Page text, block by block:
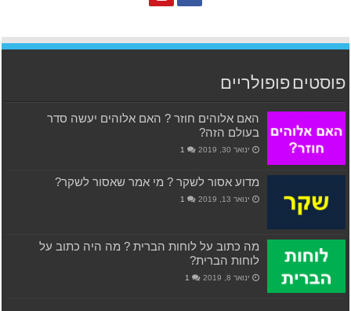
פוסטים פופולריים
האם אלוהים חוזר ? האם אלוהים יעשה סדר
בעולם הזה?
ינואר 30, 2019 1
מדוע אסור לשקר ? מי אמר שאסור לשקר?
ינואר 13, 2019 1
מה כתוב על לוחות הברית ? מה היה כתוב על
לוחות הברית?
ינואר 8, 2019 1